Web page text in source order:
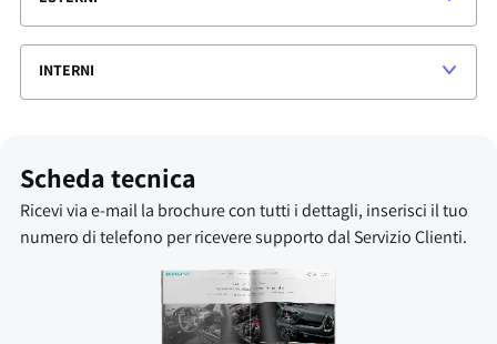
INTERNI
Scheda tecnica
Ricevi via e-mail la brochure con tutti i dettagli, inserisci il tuo
numero di telefono per ricevere supporto dal Servizio Clienti.